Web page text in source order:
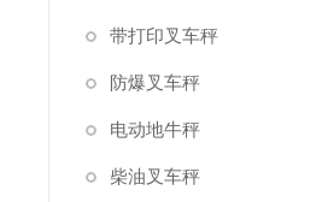
带打印叉车秤
防爆叉车秤
电动地牛秤
柴油叉车秤